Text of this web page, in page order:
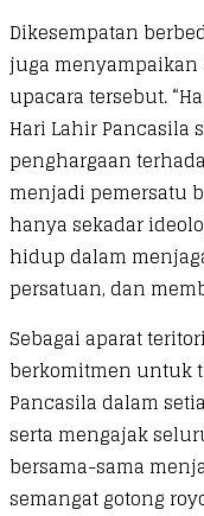
Dikesempatan
juga
upacara tersebut.
Hari Lahir Pancasila
penghargaan
menjadi pemersatu
hanya sekadar
hidup dalam
persatuan, dan
Sebagai aparat
berkomitmen untuk
Pancasila dalam
serta mengajak
bersama-sama
semangat gotong